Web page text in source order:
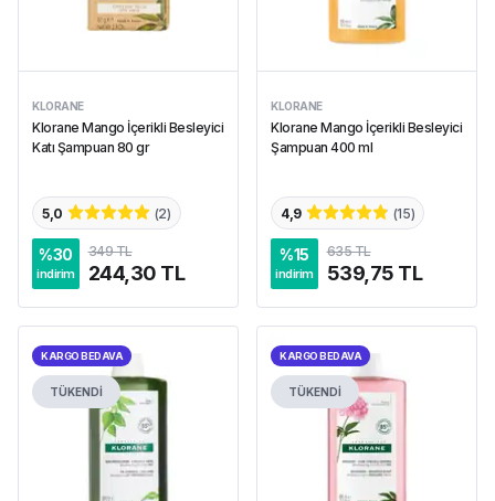
KLORANE
Klorane Mango İçerikli Besleyici
Katı Şampuan 80 gr
5,0 (2)
%30
indirim
349 TL
244,30 TL
KLORANE
Klorane Mango İçerikli Besleyici
Şampuan 400 ml
4,9 (15)
%15
indirim
635 TL
539,75 TL
KARGO BEDAVA
TÜKENDİ
KARGO BEDAVA
TÜKENDİ